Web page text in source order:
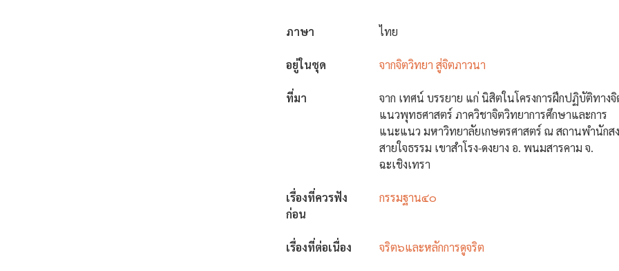
ภาษา ไทย
อยู่ในชุด จากจิตวิทยา สู่จิตภาวนา
ที่มา
จาก เทศน์ บรรยาย แก่ นิสิตในโครงการฝึกปฏิบัติทาง
แนวพุทธศาสตร์ ภาควิชาจิตวิทยาการศึกษาและการ
แนะแนว มหาวิทยาลัยเกษตรศาสตร์ ณ สถานพำนักส
สายใจธรรม เขาสำโรง-ดงยาง อ. พนมสารคาม จ.
ฉะเชิงเทรา
เรื่องที่ควรฟัง
ก่อน
กรรมฐาน๔๐
เรื่องที่ต่อเนื่อง จริต๖และหลักการดูจริต